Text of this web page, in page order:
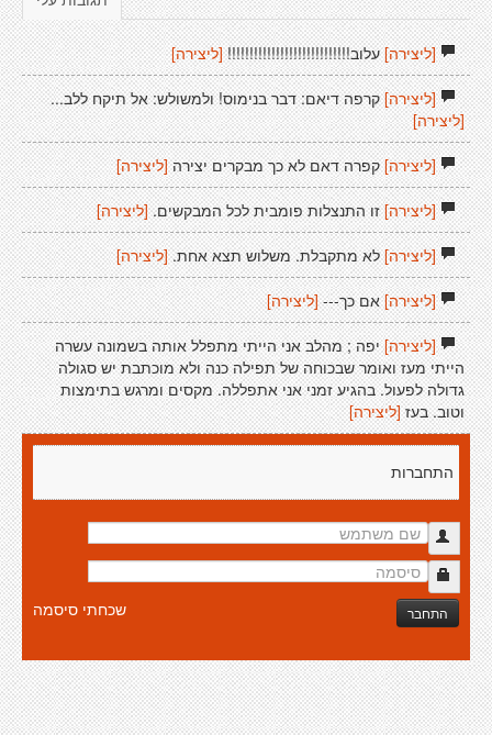
[ליצירה]עלוב!!!!!!!!!!!!!!!!!!!!!!!!!!!! [ליצירה]
[ליצירה]קרפה דיאם: דבר בנימוס! ולמשולש: אל תיקח ללב...
[ליצירה]
[ליצירה]קפרה דאם לא כך מבקרים יצירה [ליצירה]
[ליצירה]זו התנצלות פומבית לכל המבקשים. [ליצירה]
[ליצירה]לא מתקבלת. משלוש תצא אחת. [ליצירה]
[ליצירה]אם כך--- [ליצירה]
[ליצירה]יפה ; מהלב אני הייתי מתפלל אותה בשמונה עשרה
הייתי מעז ואומר שבכוחה של תפילה כנה ולא מוכתבת יש סגולה
גדולה לפעול. בהגיע זמני אני אתפללה. מקסים ומרגש בתימצות
וטוב. בעז [ליצירה]
התחברות
התחבר שכחתי סיסמה